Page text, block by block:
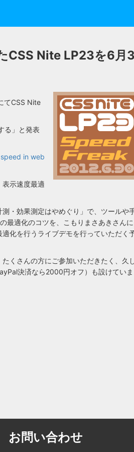
CSS Nite LP23を6
てCSS Nite
る」と発表
in web
示速度最適
・効果測定はやめぐり」で、ツールや
最適化のコツを、こもりまさあきさんに
化を行うライブデモを行っていただく
くさんの方にご参加いただきたく、久
決済なら2000円オフ）も設けていま
お問い合わせ